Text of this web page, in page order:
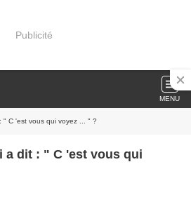
Publicité
MENU
" C 'est vous qui voyez ... " ?
a dit : " C 'est vous qui